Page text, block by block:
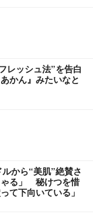
レッシュ法”を告白
かん』みたいなと
から“美肌”絶賛さ
ゃる」 秘けつを惜
て下向いている」